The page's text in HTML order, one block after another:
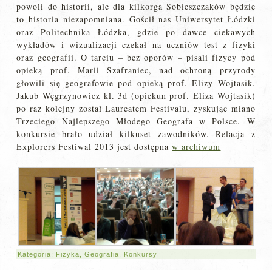
powoli do historii, ale dla kilkorga Sobieszczaków będzie
to historia niezapomniana. Gościł nas Uniwersytet Łódzki
oraz Politechnika Łódzka, gdzie po dawce ciekawych
wykładów i wizualizacji czekał na uczniów test z fizyki
oraz geografii. O tarciu – bez oporów – pisali fizycy pod
opieką prof. Marii Szafraniec, nad ochroną przyrody
głowili się geografowie pod opieką prof. Elizy Wojtasik.
Jakub Węgrzynowicz kl. 3d (opiekun prof. Eliza Wojtasik)
po raz kolejny został Laureatem Festivalu, zyskując miano
Trzeciego Najlepszego Młodego Geografa w Polsce. W
konkursie brało udział kilkuset zawodników. Relacja z
Explorers Festiwal 2013 jest dostępnaw archiwum
Kategoria: Fizyka ,Geografia Konkursy